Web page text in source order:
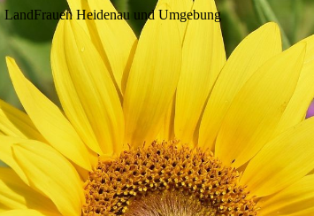
LandFrauen Heidenau und Umgebung